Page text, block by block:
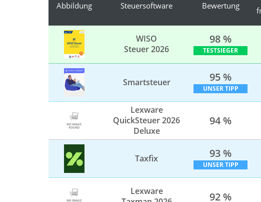
Abbildung Steuersoftware Bewertung
WISO
Steuer 2026
98 %
TESTSIEGER
Smartsteuer 95 %
UNSER TIPP
Lexware
QuickSteuer 2026
Deluxe
94 %
Taxfix 93 %
UNSER TIPP
Lexware
92 %